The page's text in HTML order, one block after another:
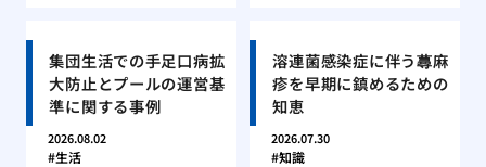
集団生活での手足口病拡
大防止とプールの運営基
準に関する事例
2026.08.02
生活
溶連菌感染症に伴う蕁麻
疹を早期に鎮めるための
知恵
2026.07.30
知識